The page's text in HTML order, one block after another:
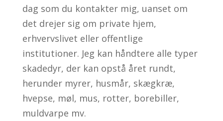
dag som du kontakter mig, uanset om
det drejer sig om private hjem,
erhvervslivet eller offentlige
institutioner. Jeg kan håndtere alle typer
skadedyr, der kan opstå året rundt,
herunder myrer, husmår, skægkræ,
hvepse, møl, mus, rotter, borebiller,
muldvarpe mv.